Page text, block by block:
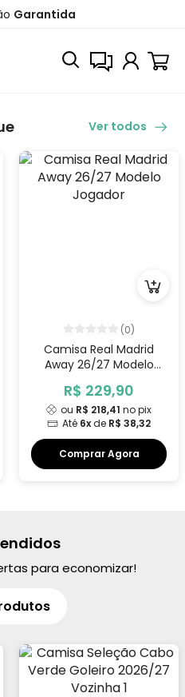
Garantida
Ver todos
(0)
Camisa Real Madrid
Away 26/27 Modelo
R$ 229,90
ou R$ 218,41 no pix
Até 6xde R$ 38,32
Comprar Agora
para economizar!